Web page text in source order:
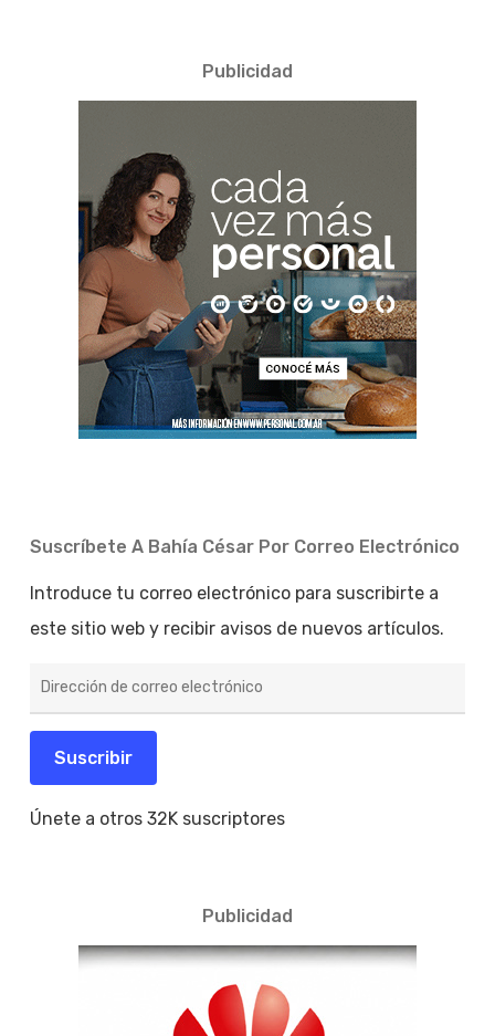
Publicidad
Suscríbete A Bahía César Por Correo Electrónico
Introduce tu correo electrónico para suscribirte a
este sitio web y recibir avisos de nuevos artículos.
de
electrónico
Suscribir
Únete a otros 32K suscriptores
Publicidad